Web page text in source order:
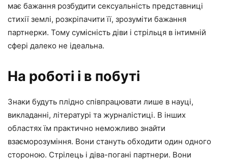
має бажання розбудити сексуальність представниці
стихії землі, розкріпачити її, зрозуміти бажання
партнерки. Тому сумісність діви і стрільця в інтимній
сфері далеко не ідеальна.
На роботі і в побуті
Знаки будуть плідно співпрацювати лише в науці,
викладанні, літературі та журналістиці. В інших
областях їм практично неможливо знайти
взаєморозуміння. Вони стануть обходити один одного
стороною. Стрілець і діва-погані партнери. Вони